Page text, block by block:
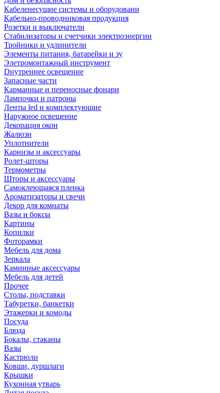
Кабеленесущие системы и оборудовани
Кабельно-проводниковая продукция
Розетки и выключатели
Стабилизаторы и счетчики электроэнергии
Тройники и удлинители
Элементы питания, батарейки и зу
Элетромонтажный инструмент
Dнутреннее освещение
Запасные части
Карманные и переносные фонари
Лампочки и патроны
Ленты led и комплектующие
Наружное освещение
Декорация окон
Жалюзи
Уплотнители
Карнизы и аксессуары
Ролет-шторы
Термометры
Шторы и аксессуары
Самоклеющаяся пленка
Ароматизаторы и свечи
Декор для комнаты
Вазы и боксы
Картины
Копилки
Фоторамки
Мебель для дома
Зеркала
Каминные аксессуары
Мебель для детей
Прочее
Столы, подставки
Табуретки, банкетки
Этажерки и комоды
Посуда
Блюда
Бокалы, стаканы
Вазы
Кастрюли
Ковши, дуршлаги
Крышки
Кухонная утварь